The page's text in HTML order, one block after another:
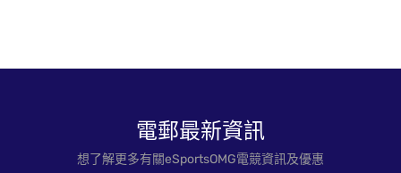
電郵最新資訊
想了解更多有關eSportsOMG電競資訊及優惠